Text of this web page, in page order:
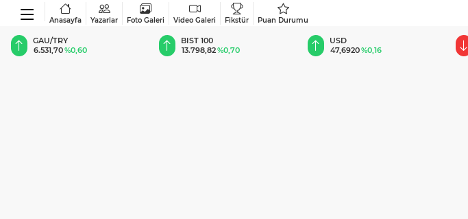
Anasayfa Yazarlar Foto Galeri Video Galeri Fikstür Puan Durumu
BIST 100
13.798,82%0,70
USD
47,6920%0,16
EUR
54,9845 %-0,01